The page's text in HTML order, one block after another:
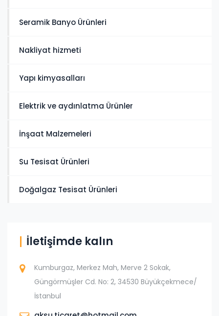
Seramik Banyo Ürünleri
Nakliyat hizmeti
Yapı kimyasalları
Elektrik ve aydınlatma Ürünler
İnşaat Malzemeleri
Su Tesisat Ürünleri
Doğalgaz Tesisat Ürünleri
İletişimde kalın
Kumburgaz, Merkez Mah, Merve 2 Sokak,
Güngörmüşler Cd. No: 2, 34530 Büyükçekmece/
İstanbul